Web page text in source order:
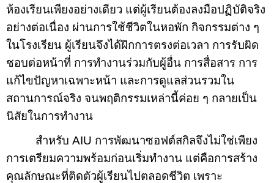
ห้องเรียนเพียงอย่างเดียว แต่ผู้เรียนต้องลงมือปฏิบัติจริง
อย่างต่อเนื่อง ผ่านการใช้ชีวิตในหอพัก กิจกรรมต่าง ๆ
ในโรงเรียน ผู้เรียนจึงได้ฝึกการตรงต่อเวลา การรับผิด
ชอบต่อหน้าที่ การทำงานร่วมกับผู้อื่น การสื่อสาร การ
แก้ไขปัญหาเฉพาะหน้า และการดูแลส่วนรวมใน
สถานการณ์จริง จนพฤติกรรมเหล่านี้ค่อย ๆ กลายเป็น
นิสัยในการทำงาน
สำหรับ AIU การพัฒนาซอฟต์สกิลจึงไม่ใช่เพียง
การเตรียมความพร้อมก่อนเริ่มทำงาน แต่คือการสร้าง
คุณลักษณะที่ติดตัวผู้เรียนไปตลอดชีวิต เพราะ